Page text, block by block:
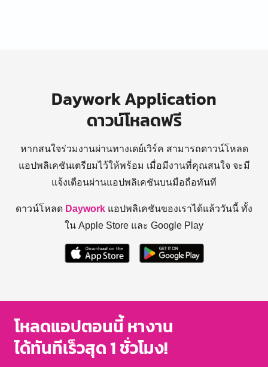
Daywork Application
ดาวน์โหลดฟรี
หากสนใจร่วมงานผ่านทางเดย์เวิร์ค สามารถดาวน์โหลด
แอปพลิเคชันเตรียมไว้ให้พร้อม เมื่อมีงานที่คุณสนใจ จะมี
แจ้งเตือนผ่านแอปพลิเคชันบนมือถือทันที
ดาวน์โหลด Daywork แอปพลิเคชันของเราได้แล้ววันนี้ ทั้ง
ใน Apple Store และ Google Play
โหลดแอปตอนนี้ หางาน
ได้ทันทีเร็วสุด 1 ชั่วโมง!